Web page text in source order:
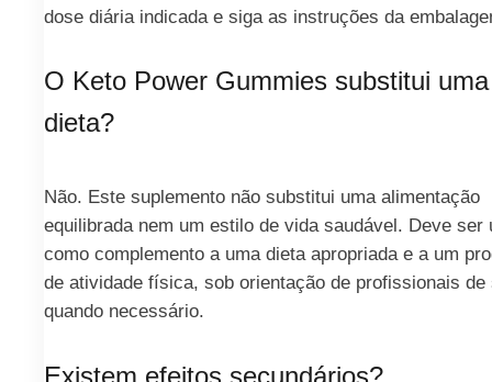
dose diária indicada e siga as instruções da
O Keto Power Gummies substitui uma
dieta?
Não. Este suplemento não substitui uma alimentação
equilibrada nem um estilo de vida saudável. Deve ser
como complemento a uma dieta apropriada e a um
de atividade física, sob orientação de profissionais de
quando necessário.
Existem efeitos secundários?